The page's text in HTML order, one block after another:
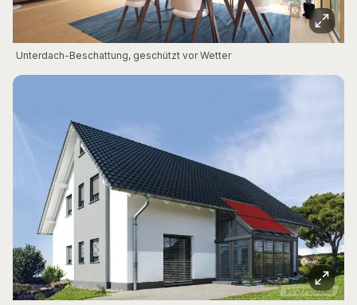
Unterdach-Beschattung, geschützt vor Wetter